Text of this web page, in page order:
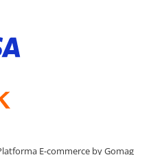
E-commerce by Gomag